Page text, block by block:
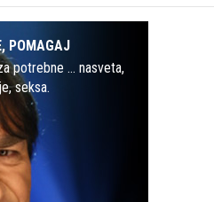
POMAGAJ
potrebne … nasveta,
seksa.